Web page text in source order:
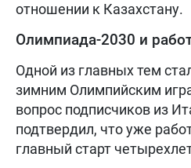
отношении к Казахстану.
Олимпиада-2030 и
Одной из главных тем
зимним Олимпийским
вопрос подписчиков из
подтвердил, что уже
главный старт